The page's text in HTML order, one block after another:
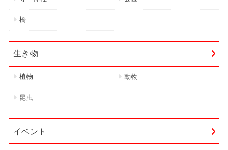
橋
生き物
植物 動物
昆虫
イベント